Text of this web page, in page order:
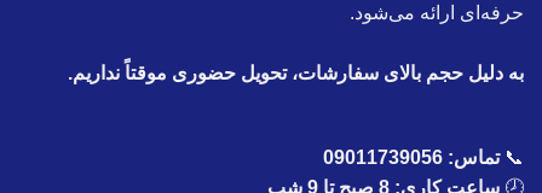
حرفه‌ای ارائه می‌شود.
به دلیل حجم بالای سفارشات، تحویل حضوری موقتاً نداریم.
📞تماس: 09011739056
🕗 ساعت کاری: 8 صبح تا 9 شب